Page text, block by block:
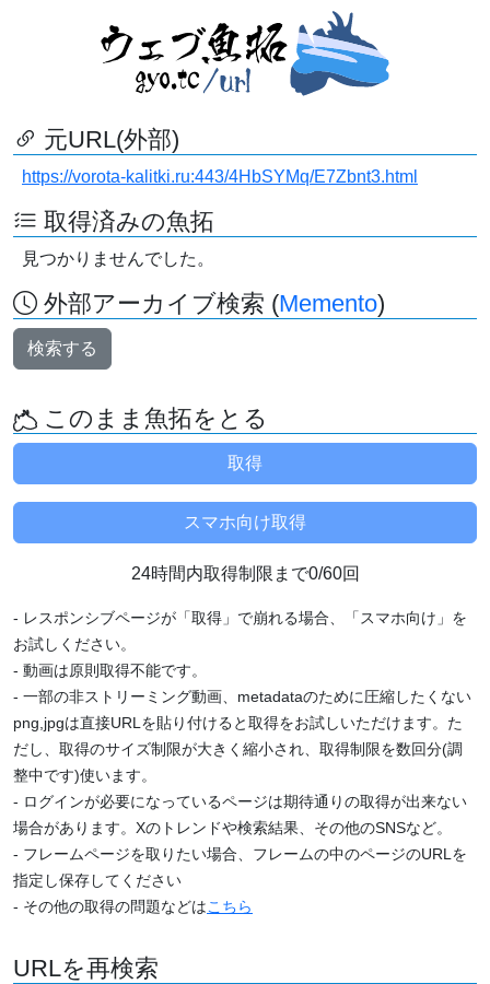
元URL(外部)
https://vorota-kalitki.ru:443/4HbSYMq/E7Zbnt3.html
取得済みの魚拓
見つかりませんでした。
外部アーカイブ検索 (Memento)
検索する
このまま魚拓をとる
24時間内取得制限まで0/60回
- レスポンシブページが「取得」で崩れる場合、「スマホ向け」を
お試しください。
- 動画は原則取得不能です。
- 一部の非ストリーミング動画、metadataのために圧縮したくない
png,jpgは直接URLを貼り付けると取得をお試しいただけます。た
だし、取得のサイズ制限が大きく縮小され、取得制限を数回分(調
整中です)使います。
- ログインが必要になっているページは期待通りの取得が出来ない
場合があります。Xのトレンドや検索結果、その他のSNSなど。
- フレームページを取りたい場合、フレームの中のページのURLを
指定し保存してください
- その他の取得の問題などはこちら
URLを再検索